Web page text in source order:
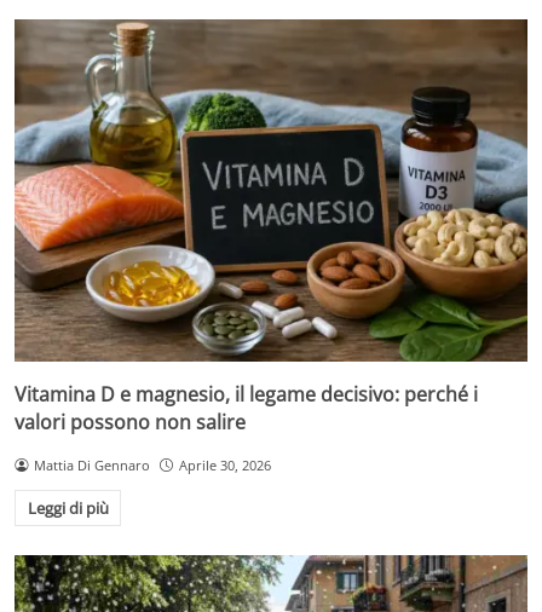
Vitamina D e magnesio, il legame decisivo: perché i
valori possono non salire
Mattia Di Gennaro Aprile 30, 2026
Leggi di più